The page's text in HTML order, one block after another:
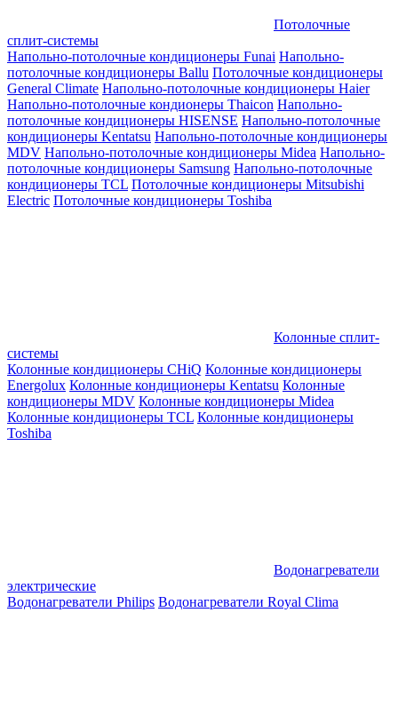
Потолочные
сплит-системы
Напольно-потолочные кондиционеры Funai Напольно-
потолочные кондиционеры Ballu Потолочные кондиционеры
General Climate Напольно-потолочные кондиционеры Haier
Напольно-потолочные кондионеры Thaicon Напольно-
потолочные кондиционеры HISENSE Напольно-потолочные
кондиционеры Kentatsu Напольно-потолочные кондиционеры
MDV Напольно-потолочные кондиционеры Midea Напольно-
потолочные кондиционеры Samsung Напольно-потолочные
кондиционеры TCL Потолочные кондиционеры Mitsubishi
Electric Потолочные кондиционеры Toshiba
Колонные сплит-
системы
Колонные кондиционеры CHiQ Колонные кондиционеры
Energolux Колонные кондиционеры Kentatsu Колонные
кондиционеры MDV Колонные кондиционеры Midea
Колонные кондиционеры TCL Колонные кондиционеры
Toshiba
Водонагреватели
электрические
Водонагреватели Philips Водонагреватели Royal Clima